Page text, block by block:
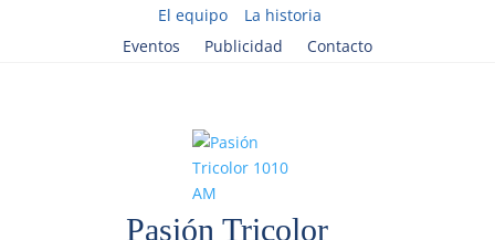
El equipo
La historia
Eventos
Publicidad Contacto